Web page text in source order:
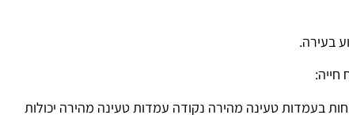
בעירה.
בעמדות טעינה מהירה נקודה עמדות טעינה מהירה יכולות